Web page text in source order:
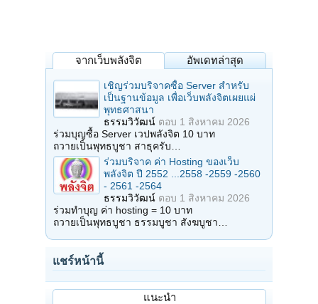
จากเว็บพลังจิต อัพเดทล่าสุด
เชิญร่วมบริจาคซื้อ Server สำหรับ
เป็นฐานข้อมูล เพื่อเว็บพลังจิตเผยแผ่
พุทธศาสนา
ธรรมวิวัฒน์ ตอบ 1 สิงหาคม 2026
ร่วมบุญซื้อ Server เวปพลังจิต 10 บาท
ถวายเป็นพุทธบูชา สาธุครับ…
ร่วมบริจาค ค่า Hosting ของเว็บ
พลังจิต ปี 2552 ...2558 -2559 -2560
- 2561 -2564
ธรรมวิวัฒน์ ตอบ 1 สิงหาคม 2026
ร่วมทำบุญ ค่า hosting = 10 บาท
ถวายเป็นพุทธบูชา ธรรมบูชา สังฆบูชา…
แชร์หน้านี้
แนะนำ